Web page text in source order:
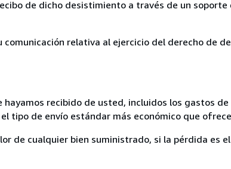
de dicho desistimiento a través de un
relativa al ejercicio del derecho de
recibido de usted, incluidos los gastos de
tipo de envío estándar más económico que
de cualquier bien suministrado, si la pérdida es